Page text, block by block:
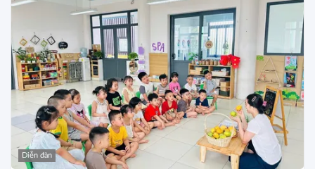
Diễn đàn